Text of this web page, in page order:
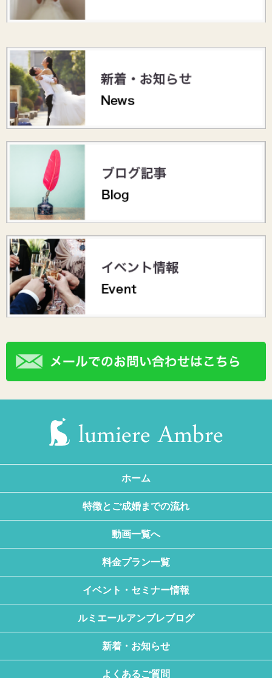
ホーム
特徴とご成婚までの流れ
動画一覧へ
料金プラン一覧
イベント・セミナー情報
ルミエールアンブレブログ
新着・お知らせ
よくあるご質問